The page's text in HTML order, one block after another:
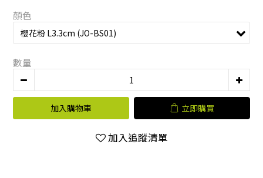
顏色
數量
加入購物車 立即購買
加入追蹤清單